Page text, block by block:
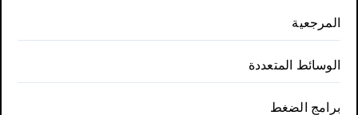
المرجعية
الوسائط المتعددة
برامج الضغط